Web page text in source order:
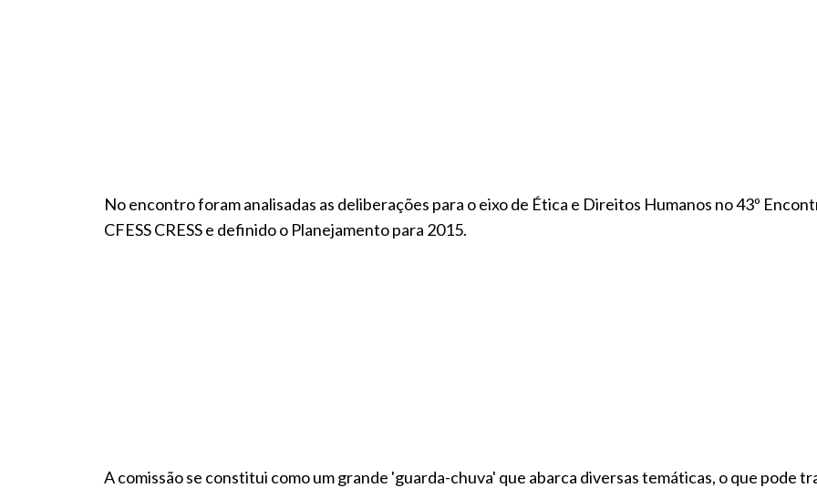
No encontro foram analisadas as deliberações para o eixo de Ética e Direitos Humanos no 43º
CFESS CRESS e definido o Planejamento para 2015.
A comissão se constitui como um grande 'guarda-chuva' que abarca diversas temáticas, o que pode